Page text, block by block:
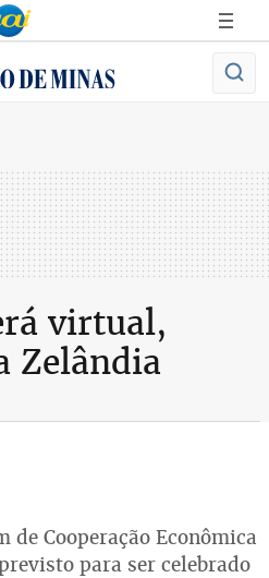
virtual,
Zelândia
de Cooperação Econômica
para ser celebrado